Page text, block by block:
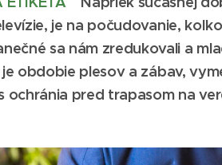
je na počudovanie,
sa nám zredukovali a
obdobie plesov a zábav,
ochránia pred trapasom na